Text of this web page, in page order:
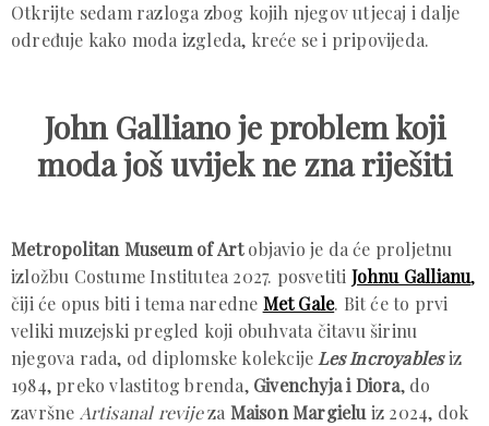
Otkrijte sedam razloga zbog kojih njegov utjecaj i dalje
određuje kako moda izgleda, kreće se i pripovijeda.
John Galliano je problem koji
moda još uvijek ne zna riješiti
Metropolitan Museum of Artobjavio je da će proljetnu
izložbu Costume Institutea 2027. posvetiti Johnu Gallianu,
čiji će opus biti i tema naredne Met Gale. Bit će to prvi
veliki muzejski pregled koji obuhvata čitavu širinu
njegova rada, od diplomske kolekcijeLes Incroyablesiz
1984, preko vlastitog brenda, Givenchyja i Diora, do
završne Artisanal revijeza Maison Margieluiz 2024, dok